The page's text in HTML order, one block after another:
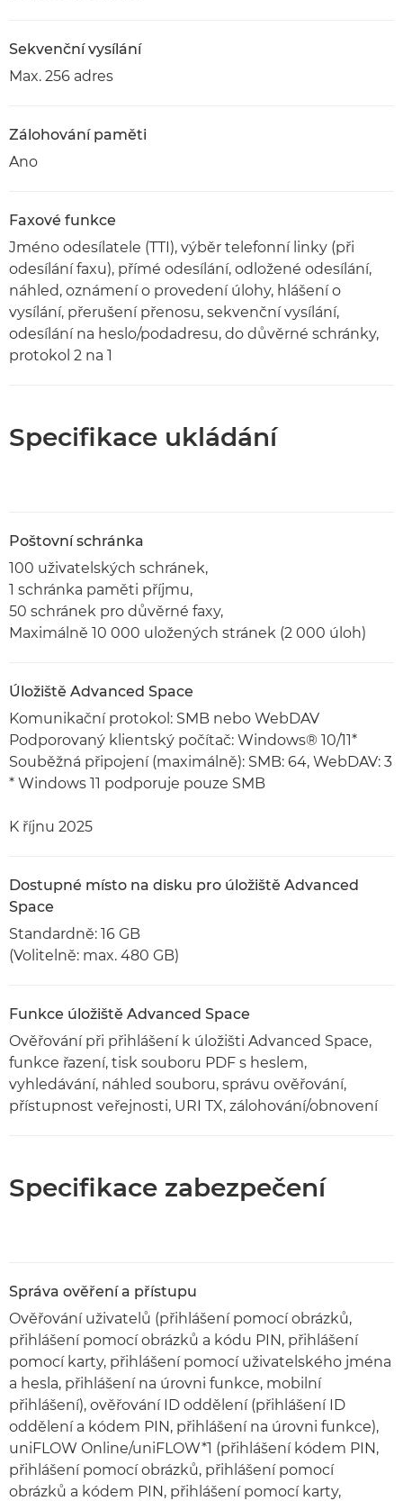
Sekvenční vysílání
Max. 256 adres
Zálohování paměti
Ano
Faxové funkce
Jméno odesílatele (TTI), výběr telefonní linky (při
odesílání faxu), přímé odesílání, odložené odesílání,
náhled, oznámení o provedení úlohy, hlášení o
vysílání, přerušení přenosu, sekvenční vysílání,
odesílání na heslo/podadresu, do důvěrné schránky,
protokol 2 na 1
Specifikace ukládání
Poštovní schránka
100 uživatelských schránek,
1 schránka paměti příjmu,
50 schránek pro důvěrné faxy,
Maximálně 10 000 uložených stránek (2 000 úloh)
Úložiště Advanced Space
Komunikační protokol: SMB nebo WebDAV
Podporovaný klientský počítač: Windows® 10/11*
Souběžná připojení (maximálně): SMB: 64, WebDAV: 3
* Windows 11 podporuje pouze SMB
K říjnu 2025
Dostupné místo na disku pro úložiště Advanced
Space
Standardně: 16 GB
(Volitelně: max. 480 GB)
Funkce úložiště Advanced Space
Ověřování při přihlášení k úložišti Advanced Space,
funkce řazení, tisk souboru PDF s heslem,
vyhledávání, náhled souboru, správu ověřování,
přístupnost veřejnosti, URI TX, zálohování/obnovení
Specifikace zabezpečení
Správa ověření a přístupu
Ověřování uživatelů (přihlášení pomocí obrázků,
přihlášení pomocí obrázků a kódu PIN, přihlášení
pomocí karty, přihlášení pomocí uživatelského jména
a hesla, přihlášení na úrovni funkce, mobilní
přihlášení), ověřování ID oddělení (přihlášení ID
oddělení a kódem PIN, přihlášení na úrovni funkce),
uniFLOW Online/uniFLOW*1 (přihlášení kódem PIN,
přihlášení pomocí obrázků, přihlášení pomocí
obrázků a kódem PIN, přihlášení pomocí karty,